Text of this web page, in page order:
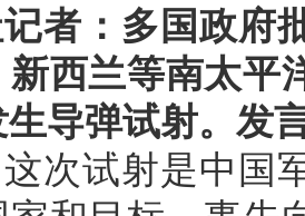
者：多国政府
新西兰等南太平
导弹试射。发
次试射是中国